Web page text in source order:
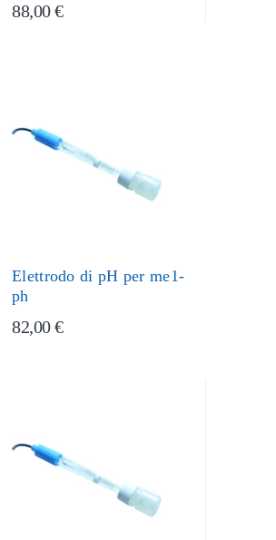
88,00 €
Elettrodo di pH per me1-
ph
82,00 €